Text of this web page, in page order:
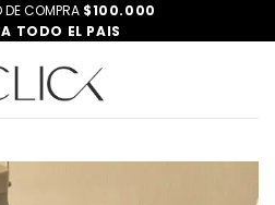
COMPRA $100.000
TODO EL PAIS